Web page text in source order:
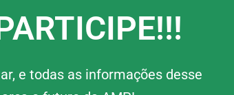
e todas as informações desse